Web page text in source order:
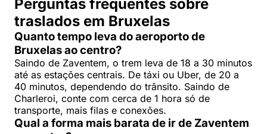
Perguntas frequentes sobre
traslados em Bruxelas
Quanto tempo leva do aeroporto de
Bruxelas ao centro?
Saindo de Zaventem, o trem leva de 18 a 30 minutos
até as estações centrais. De táxi ou Uber, de 20 a
40 minutos, dependendo do trânsito. Saindo de
Charleroi, conte com cerca de 1 hora só de
transporte, mais filas e conexões.
Qual a forma mais barata de ir de Zaventem